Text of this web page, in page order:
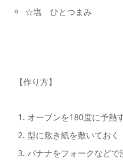
☆塩 ひとつまみ
【作り方】
オーブンを180度に予熱
型に敷き紙を敷いておく
バナナをフォークなどで